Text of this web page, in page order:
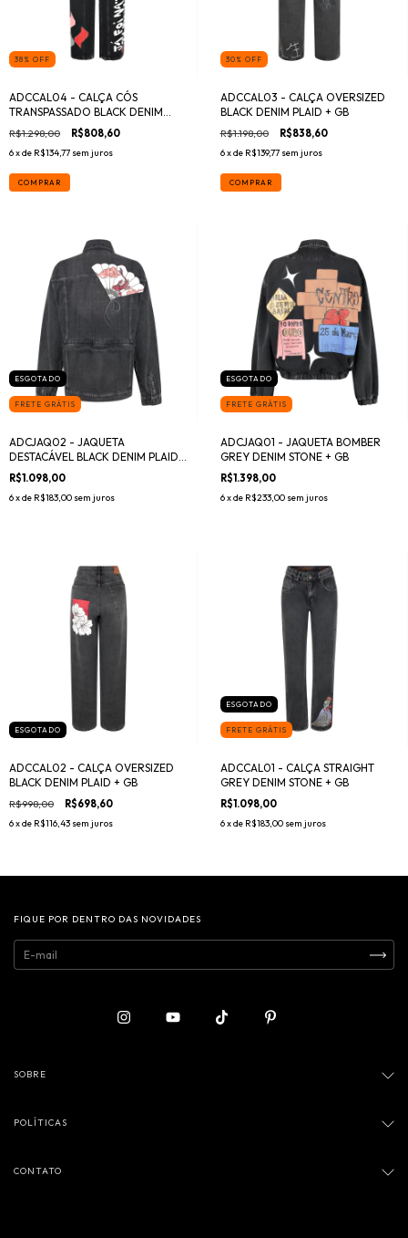
38 % OFF
ADCCAL04 - CALÇA CÓS
TRANSPASSADO BLACK DENIM
STONE + GB
R$1.298,00 R$808,60
6x de R$134,77 sem juros
COMPRAR
30 % OFF
ADCCAL03 - CALÇA OVERSIZED
BLACK DENIM PLAID + GB
R$1.198,00 R$838,60
6x de R$139,77 sem juros
COMPRAR
ESGOTADO
FRETE GRÁTIS
ADCJAQ02 - JAQUETA
DESTACÁVEL BLACK DENIM PLAID +
GB
R$1.098,00
6x de R$183,00 sem juros
ESGOTADO
FRETE GRÁTIS
ADCJAQ01 - JAQUETA BOMBER
GREY DENIM STONE + GB
R$1.398,00
6x de R$233,00 sem juros
ESGOTADO
ADCCAL02 - CALÇA OVERSIZED
BLACK DENIM PLAID + GB
R$998,00 R$698,60
6x de R$116,43 sem juros
ESGOTADO
FRETE GRÁTIS
ADCCAL01 - CALÇA STRAIGHT
GREY DENIM STONE + GB
R$1.098,00
6x de R$183,00 sem juros
FIQUE POR DENTRO DAS NOVIDADES
SOBRE
POLÍTICAS
CONTATO